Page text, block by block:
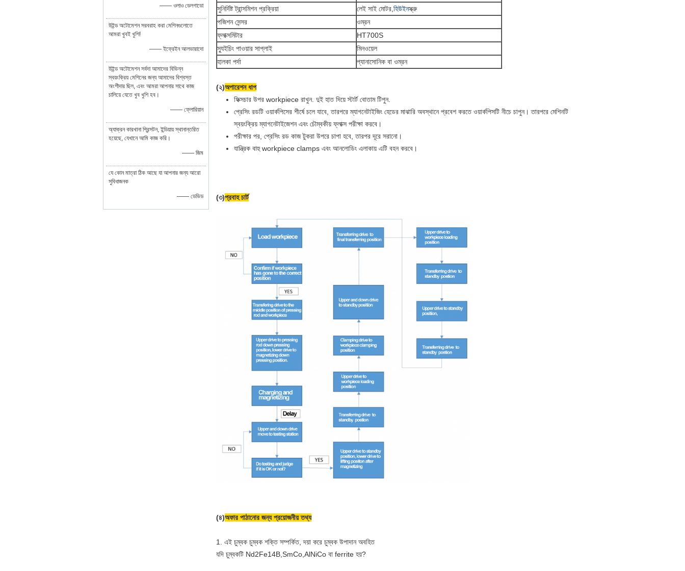
—— ওলাও ডেলগাডো
উইন্ড অটোমেশন সরবরাহ করা মেশিনগুলোতে
আমরা খুবই খুশি!
—— ইফ্রেইন আলভারাদো
উইন্ড অটোমেশন সর্বদা আমাদের বিভিন্ন
স্বয়ংক্রিয় মেশিনের জন্য আমাদের বিশ্বস্ত
অংশীদার ছিল, এবং আমরা আপনার সাথে কাজ
চালিয়ে যেতে খুব খুশি হব।
—— ফ্লোরিয়ান
অ্যাক্রন কারখানা প্রিন্সটন, ইন্ডিয়ায় স্থানান্তরিত
হয়েছে, যেখানে আমি কাজ করি।
—— জিম
যে কোন মাত্রা ঠিক আছে যা আপনার জন্য আরো
সুবিধাজনক
—— ডেভিড
সুনির্দিষ্ট ট্রান্সমিশন প্রক্রিয়া
লেই সাই মোটর, হিউইনস্ক্রু
পজিশন সেন্সর
ওম্রন
ফ্লাক্সমিটার
HT700S
স্যুইচিং পাওয়ার সাপ্লাই
মিনওয়েল
হালকা পর্দা
প্যানাসোনিক বা ওম্রন
(২)অপারেশন ধাপ
ফিক্সচার উপর workpiece রাখুন. দুই হাত দিয়ে স্টার্ট বোতাম টিপুন.
প্রেসিং রডটি ওয়ার্কপিসের শীর্ষে চলে যাবে, তারপরে ম্যাগনেটাইজিং হেডের মাঝারি অবস্থানে প্রবেশ করতে ওয়ার্কপিসটি নীচে চাপুন। তারপরে মেশিনটি
স্বয়ংক্রিয় ম্যাগনেটাইজেশন এবং চৌম্বকীয় ফ্লাক্স পরীক্ষা করবে।
পরীক্ষার পর, প্রেসিং রড কাজ টুকরা উপরে চাপা হবে, তারপর দূরে সরানো।
যান্ত্রিক বাহু workpiece clamps এবং আনলোডিং এলাকায় এটি বহন করবে।
(৩)প্রবাহ চার্ট
(৪)অফার পাঠানোর জন্য প্রয়োজনীয় তথ্য
1. এই চুম্বক চুম্বক শক্তি সম্পর্কিত, দয়া করে চুম্বক উপাদান অবহিত
যদি চুম্বকটি Nd2Fe14B,SmCo,AlNiCo বা ferrite হয়?